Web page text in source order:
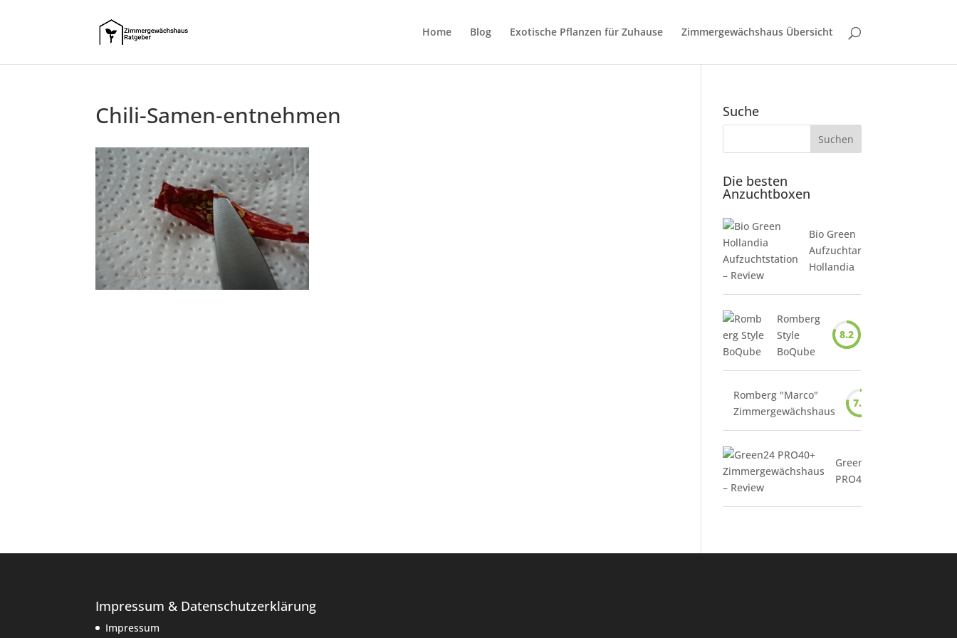
Home Blog Exotische Pflanzen für Zuhause Zimmergewächshaus Übersicht
Chili-Samen-entnehmen Suche
Die besten
Anzuchtboxen
Bio Green
Aufzuchtartikel
Hollandia
Romberg
Style
BoQube
8.2
Romberg "Marco"
Zimmergewächshaus
7.9
Green24
PRO40+
Impressum & Datenschutzerklärung
Impressum